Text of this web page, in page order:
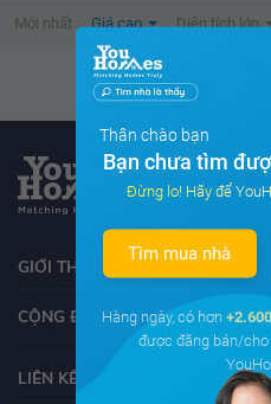
Mới nhất Giá cao Diện tích lớn
Không tìm thấy tin
GIỚI THIỆU VỀ YOUHOMES
CỘNG ĐỒNG YOUHOMERS
LIÊN KẾT
Thân chào bạn
Bạn chưa tìm
Đừng lo! Hãy để
Tìm mua nhà
Hàng ngày, có hơn +2.600
được đăng bán/